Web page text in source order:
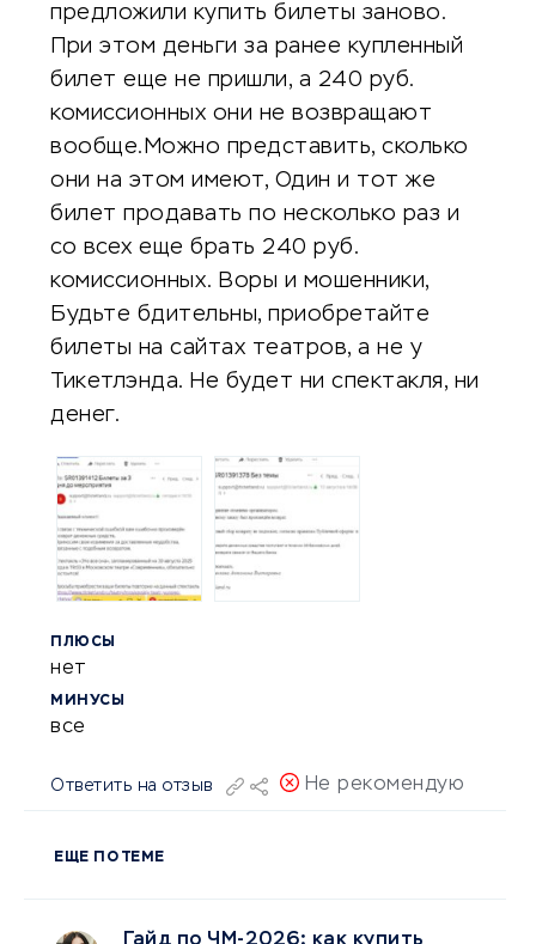
предложили купить билеты заново.
При этом деньги за ранее купленный
билет еще не пришли, а 240 руб.
комиссионных они не возвращают
вообще.Можно представить, сколько
они на этом имеют, Один и тот же
билет продавать по несколько раз и
со всех еще брать 240 руб.
комиссионных. Воры и мошенники,
Будьте бдительны, приобретайте
билеты на сайтах театров, а не у
Тикетлэнда. Не будет ни спектакля, ни
денег.
ПЛЮСЫ
нет
МИНУСЫ
все
Ответить на отзыв Не рекомендую
ЕЩЕ ПО ТЕМЕ